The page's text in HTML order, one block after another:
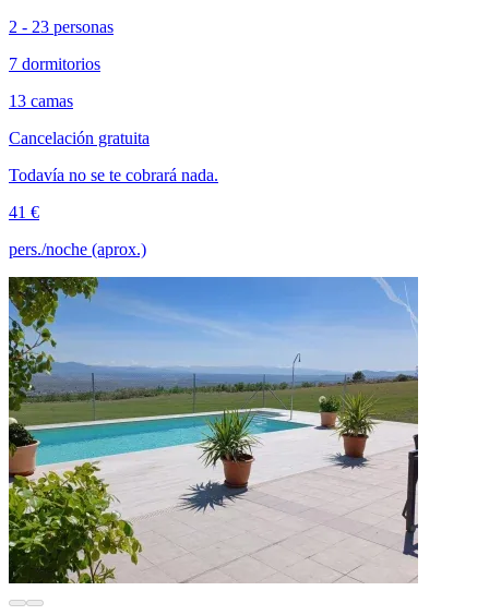
2 - 23 personas
7 dormitorios
13 camas
Cancelación gratuita
Todavía no se te cobrará nada.
41 €
pers./noche (aprox.)